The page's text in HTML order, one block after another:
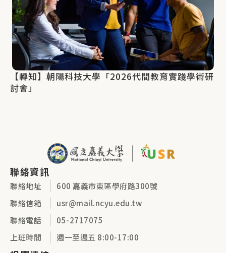
【轉知】朝陽科技大學「2026代間教育實踐學術研
討會」
聯絡資訊
聯絡地址
600 嘉義市東區學府路300號
聯絡信箱
usr@mail.ncyu.edu.tw
聯絡電話
05-2717075
上班時間
週一至週五 8:00-17:00